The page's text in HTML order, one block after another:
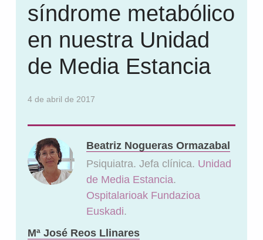
síndrome metabólico
en nuestra Unidad
de Media Estancia
4 de abril de 2017
Beatriz Nogueras Ormazabal
Psiquiatra. Jefa clínica. Unidad
de Media Estancia.
Ospitalarioak Fundazioa
Euskadi.
Mª José Reos Llinares